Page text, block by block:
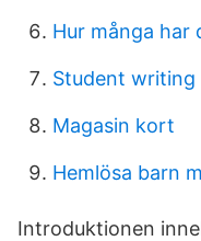
Hur många har
Student writing
Magasin kort
Hemlösa barn
Introduktionen